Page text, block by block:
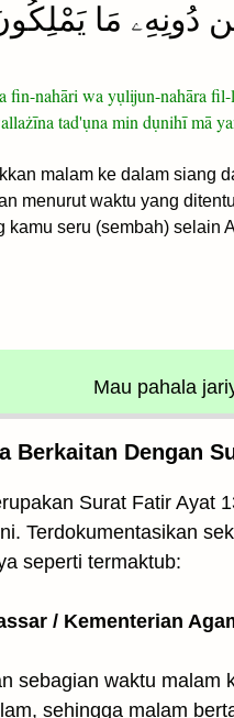
دُونِهِۦ مَا
fin-nahāri wa yụlijun-nahāra
tad'ụna min dụnihī mā
malam ke dalam siang
menurut waktu yang
kamu seru (sembah)
Mau pahala
Berkaitan Dengan
Surat Fatir Ayat
Terdokumentasikan
seperti termaktub:
/ Kementerian
sebagian waktu malam
sehingga malam